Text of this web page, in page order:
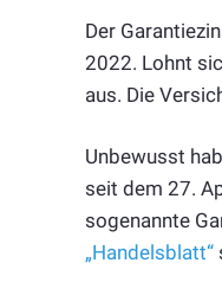
Der
2022. Lohnt
aus. Die
Unbewusst
seit dem 27.
sogenannte
„Handelsblatt“